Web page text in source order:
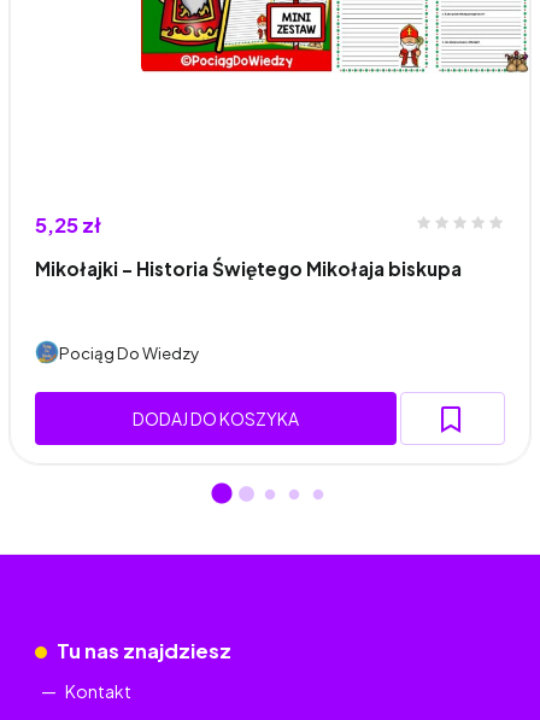
5,25 zł
Mikołajki - Historia Świętego Mikołaja biskupa
Pociąg Do Wiedzy
DODAJ DO KOSZYKA
Tu nas znajdziesz
Kontakt